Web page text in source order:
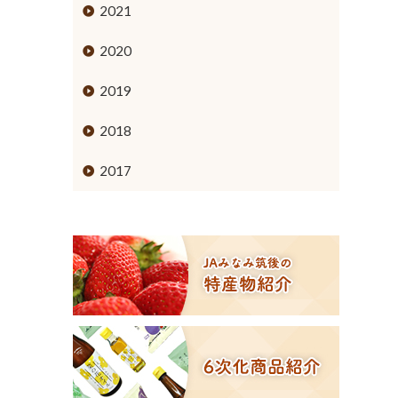
2021
2020
2019
2018
2017